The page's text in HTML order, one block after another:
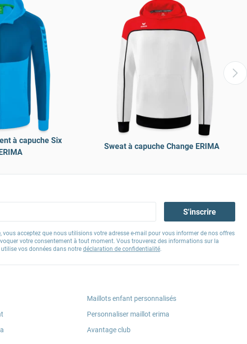
à capuche Six
Sweat à capuche Change ERIMA
S'inscrire
vous acceptez que nous utilisions votre adresse e-mail pour vous informer de nos offres
votre consentement à tout moment. Vous trouverez des informations sur la
vos données dans notre déclaration de confidentialité.
Maillots enfant personnalisés
Personnaliser maillot erima
Avantage club